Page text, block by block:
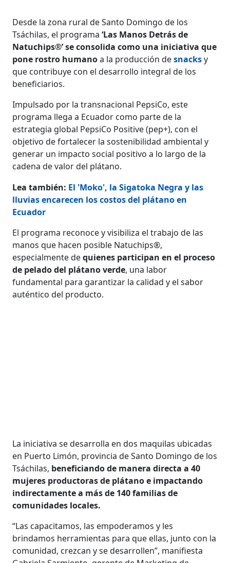
Desde la zona rural de Santo Domingo de los
Tsáchilas, el programa‘Las Manos Detrás de
Natuchips®’ se consolida como una iniciativa que
pone rostro humanoa la producción desnacksy
que contribuye con el desarrollo integral de los
beneficiarios.
Impulsado por la transnacional PepsiCo, este
programa llega a Ecuador como parte de la
estrategia global PepsiCo Positive (pep+), con el
objetivo de fortalecer la sostenibilidad ambiental y
generar un impacto social positivo a lo largo de la
cadena de valor del plátano.
Lea también: El 'Moko', la Sigatoka Negra y las
lluvias encarecen los costos del plátano en
Ecuador
El programa reconoce y visibiliza el trabajo de las
manos que hacen posible Natuchips®,
especialmente dequienes participan en el proceso
de pelado del plátano verde, una labor
fundamental para garantizar la calidad y el sabor
auténtico del producto.
La iniciativa se desarrolla en dos maquilas ubicadas
en Puerto Limón, provincia de Santo Domingo de los
Tsáchilas, beneficiando de manera directa a 40
mujeres productoras de plátano e impactando
indirectamente a más de 140 familias de
comunidades locales.
“Las capacitamos, las empoderamos y les
brindamos herramientas para que ellas, junto con la
comunidad, crezcan y se desarrollen”, manifiesta